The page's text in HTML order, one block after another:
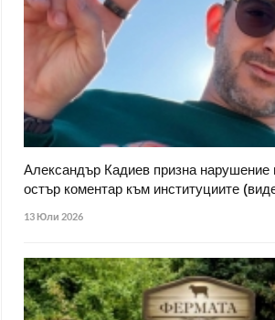
Александър Кадиев призна нарушение
остър коментар към институциите
13 Юли 2026